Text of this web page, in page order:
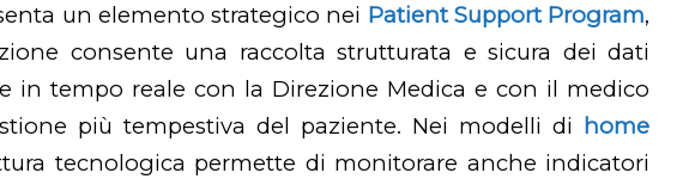
un elemento strategico nei Patient Support Program,
consente una raccolta strutturata e sicura dei dati
in tempo reale con la Direzione Medica e con il medico
più tempestiva del paziente. Nei modelli di home
tecnologica permette di monitorare anche indicatori